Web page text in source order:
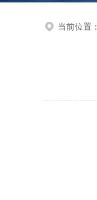
当前位置：